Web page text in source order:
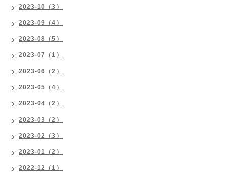
2023-10（3）
2023-09（4）
2023-08（5）
2023-07（1）
2023-06（2）
2023-05（4）
2023-04（2）
2023-03（2）
2023-02（3）
2023-01（2）
2022-12（1）